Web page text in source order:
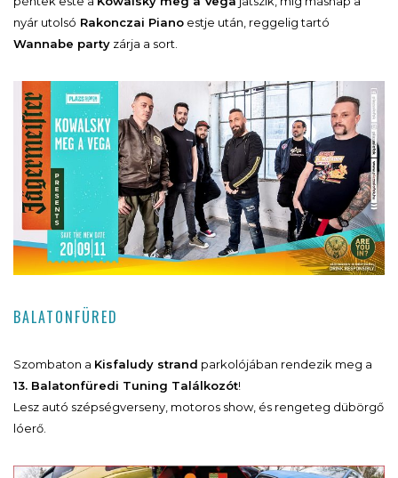
nyár utolsó Rakonczai Piano estje után, reggelig tartó
Wannabe party zárja a sort.
BALATONFÜRED
Szombaton a Kisfaludy strand parkolójában rendezik meg a
13. Balatonfüredi Tuning Találkozót!
Lesz autó szépségverseny, motoros show, és rengeteg dübörgő
lóerő.